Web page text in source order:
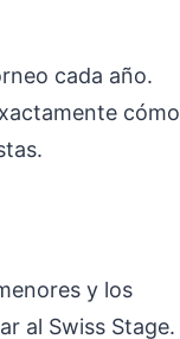
cada año.
cómo
y los
al Swiss Stage.